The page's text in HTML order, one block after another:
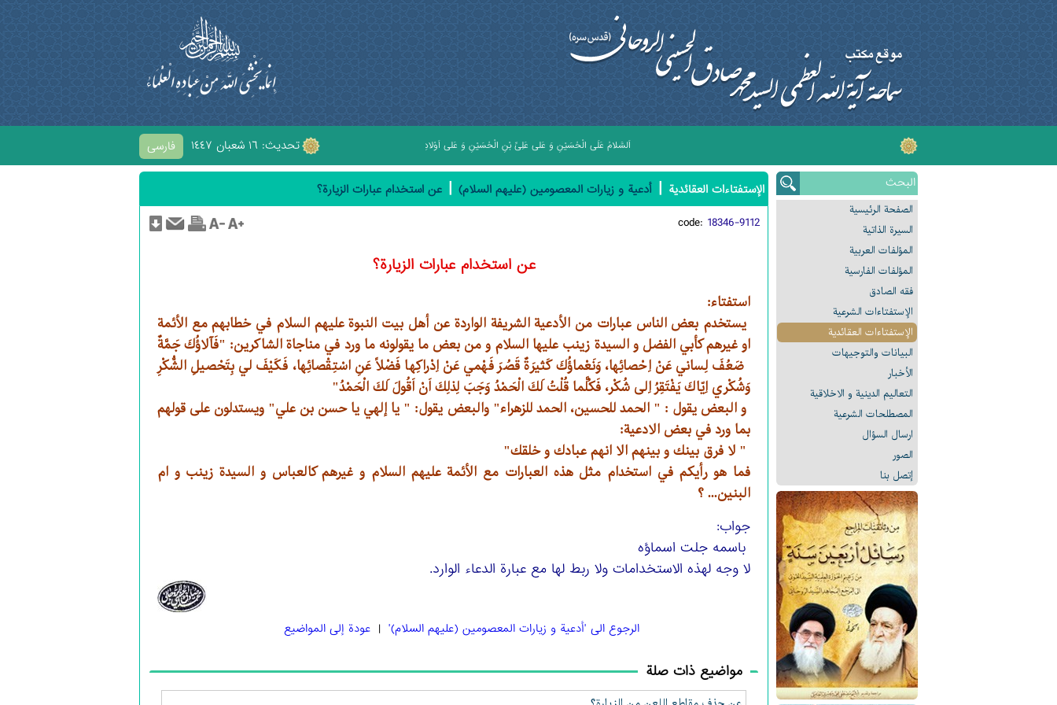
فارسی تحديث: ١٦ شعبان ١٤٤٧ اَلسَّلامُ عَلَى الْحُسَيْنِ وَ عَلى عَلِىِّ بْنِ الْحُسَيْنِ وَ عَلى اَوْلادِ الْحُسَيْنِ وَ عَلى اَصْحابِ الْحُسَيْنِ
الصفحة الرئیسیة
السیرة الذاتیة
المؤلفات العربیة
المؤلفات الفارسیة
فقه الصادق
الإستفتاءات الشرعیة
الإستفتاءات العقائدیة
البیانات والتوجيهات
الأخبار
التعالیم الدینیة و الاخلاقیة
المصطلحات الشرعیة
ارسال السؤال
الصور
إتصل بنا
الإستفتاءات العقائدیة | أدعية و زیارات المعصومين (عليهم السلام) | عن استخدام عبارات الزيارة؟
code: 18346-9112
عن استخدام عبارات الزيارة؟
استفتاء:
يستخدم بعض الناس عبارات من الأدعية الشريفة الواردة عن أهل بيت النبوة عليهم السلام في خطابهم مع الأئمة
او غيرهم كأبي الفضل و السيدة زينب عليها السلام و من بعض ما يقولونه ما ورد في مناجاة الشاكرين: "فَآلاؤُكَ جَمَّةٌ
ضَعُفَ لِساني عَنْ اِحْصائِها، وَنَعْماؤُكَ كَثيرَةٌ قَصُرَ فَهْمي عَنْ اِدْراكِها فَضْلاً عَنِ اسْتِقْصائِها، فَكَيْفَ لي بِتَحْصيلِ الشُّكْرِ
وَشُكْري اِيّاكَ يَفْتَقِرُ اِلى شُكْر، فَكُلَّما قُلْتُ لَكَ الْحَمْدُ وَجَبَ لِذلِكَ اَنْ اَقُولَ لَكَ الْحَمْدُ"
و البعض يقول : " الحمد للحسين، الحمد للزهراء" والبعض يقول: " يا إلهي يا حسن بن علي" ويستدلون على قولهم
بما ورد في بعض الادعية:
" لا فرق بينك و بينهم الا انهم عبادك و خلقك"
فما هو رأيكم في استخدام مثل هذه العبارات مع الأئمة عليهم السلام و غيرهم كالعباس و السيدة زينب و ام
البنين... ؟
جواب:
باسمه جلت اسماؤه
لا وجه لهذه الاستخدامات ولا ربط لها مع عبارة الدعاء الوارد.
الرجوع الی 'أدعية و زیارات المعصومين (عليهم السلام)' | عودة إلى المواضيع
مواضيع ذات صلة